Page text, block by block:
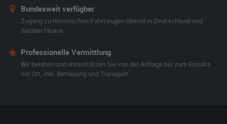
Bundesweit verfügbar
Zugang zu historischen Fahrzeugen überall in Deutschland und
darüber hinaus.
Professionelle Vermittlung
Wir beraten und unterstützen Sie von der Anfrage bis zum Einsatz
vor Ort, inkl. Betreuung und Transport.